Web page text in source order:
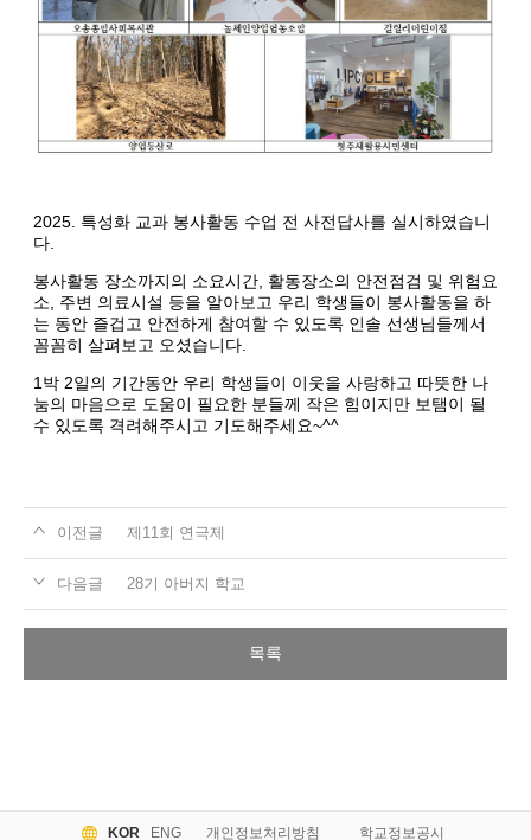
2025. 특성화 교과 봉사활동 수업 전 사전답사를 실시하였습니
다.
봉사활동 장소까지의 소요시간, 활동장소의 안전점검 및 위험요
소, 주변 의료시설 등을 알아보고 우리 학생들이 봉사활동을 하
는 동안 즐겁고 안전하게 참여할 수 있도록 인솔 선생님들께서
꼼꼼히 살펴보고 오셨습니다.
1박 2일의 기간동안 우리 학생들이 이웃을 사랑하고 따뜻한 나
눔의 마음으로 도움이 필요한 분들께 작은 힘이지만 보탬이 될
수 있도록 격려해주시고 기도해주세요~^^
이전글 제11회 연극제
다음글 28기 아버지 학교
목록
KOR ENG 개인정보처리방침 학교정보공시